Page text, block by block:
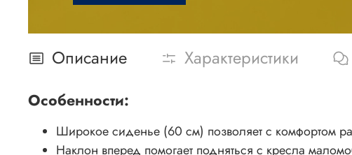
Описание Характеристики
Особенности:
Широкое сиденье (60 см) позволяет с комфортом
Наклон вперед помогает подняться с кресла